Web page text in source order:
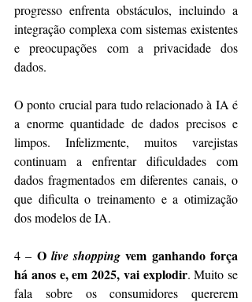
progresso enfrenta obstáculos, incluindo a
integração complexa com sistemas existentes
e preocupações com a privacidade dos
dados.
O ponto crucial para tudo relacionado à IA é
a enorme quantidade de dados precisos e
limpos. Infelizmente, muitos varejistas
continuam a enfrentar dificuldades com
dados fragmentados em diferentes canais, o
que dificulta o treinamento e a otimização
dos modelos de IA.
4 – O live shopping vem ganhando força
há anos e, em 2025, vai explodir. Muito se
fala sobre os consumidores quererem